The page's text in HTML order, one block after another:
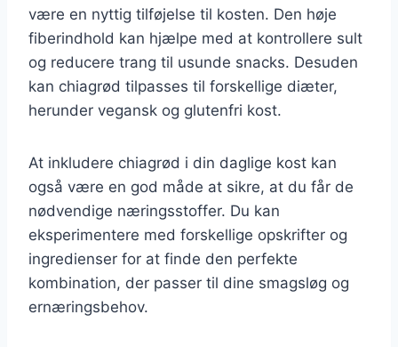
være en nyttig tilføjelse til kosten. Den høje
fiberindhold kan hjælpe med at kontrollere sult
og reducere trang til usunde snacks. Desuden
kan chiagrød tilpasses til forskellige diæter,
herunder vegansk og glutenfri kost.
At inkludere chiagrød i din daglige kost kan
også være en god måde at sikre, at du får de
nødvendige næringsstoffer. Du kan
eksperimentere med forskellige opskrifter og
ingredienser for at finde den perfekte
kombination, der passer til dine smagsløg og
ernæringsbehov.